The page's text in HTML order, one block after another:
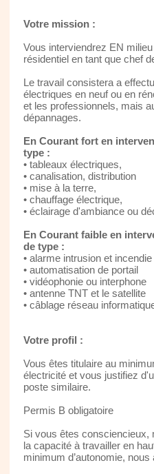
Votre mission :
Vous interviendrez EN
résidentiel en tant que chef
Le travail consistera a
électriques en neuf ou en
et les professionnels, mais
dépannages.
En Courant fort en
type :
• tableaux électriques,
• canalisation, distribution
• mise à la terre,
• chauffage électrique,
• éclairage d'ambiance ou
En Courant faible en
de type :
• alarme intrusion et incendie
• automatisation de portail
• vidéophonie ou interphone
• antenne TNT et le satellite
• câblage réseau
Votre profil :
Vous êtes titulaire au
électricité et vous justifiez
poste similaire.
Permis B obligatoire
Si vous êtes consciencieux,
la capacité à travailler en
minimum d’autonomie,